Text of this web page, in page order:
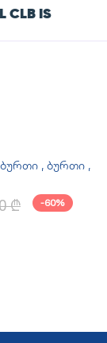
CLB IS
ბურთი , ბურთი ,
₾ -60%